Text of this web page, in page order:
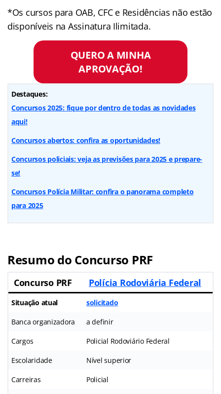
*Os cursos para OAB, CFC e Residências não estão
disponíveis na Assinatura Ilimitada.
QUERO A MINHA
APROVAÇÃO!
Destaques:
Concursos 2025: fique por dentro de todas as novidades
aqui!
Concursos abertos: confira as oportunidades!
Concursos policiais: veja as previsões para 2025 e prepare-
se!
Concursos Polícia Militar: confira o panorama completo
para 2025
Resumo do Concurso PRF
Concurso PRF Polícia Rodoviária Federal
Situação atual solicitado
Banca organizadora a definir
Cargos Policial Rodoviário Federal
Escolaridade Nível superior
Carreiras Policial